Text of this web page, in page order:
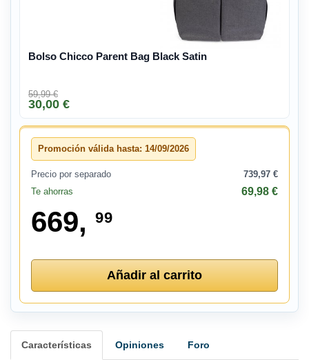
Bolso Chicco Parent Bag Black Satin
59,99 €
30,00 €
Promoción válida hasta: 14/09/2026
Precio por separado
739,97 €
Te ahorras
69,98 €
669, 99
Añadir al carrito
Características Opiniones Foro